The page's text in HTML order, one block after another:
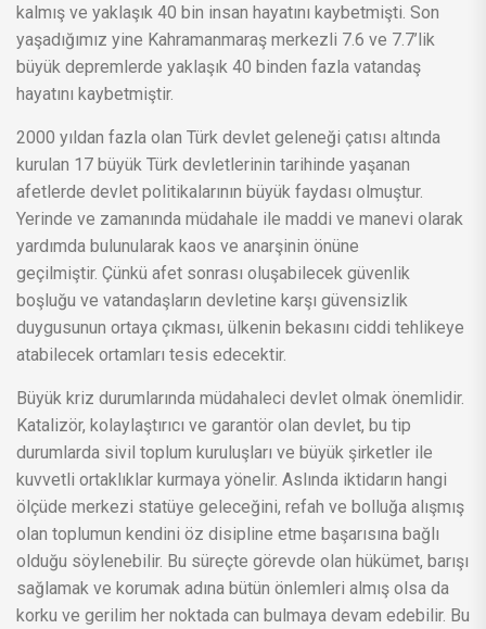
kalmış ve yaklaşık 40 bin insan hayatını kaybetmişti. Son
yaşadığımız yine Kahramanmaraş merkezli 7.6 ve 7.7’lik
büyük depremlerde yaklaşık 40 binden fazla vatandaş
hayatını kaybetmiştir.
2000 yıldan fazla olan Türk devlet geleneği çatısı altında
kurulan 17 büyük Türk devletlerinin tarihinde yaşanan
afetlerde devlet politikalarının büyük faydası olmuştur.
Yerinde ve zamanında müdahale ile maddi ve manevi olarak
yardımda bulunularak kaos ve anarşinin önüne
geçilmiştir. Çünkü afet sonrası oluşabilecek güvenlik
boşluğu ve vatandaşların devletine karşı güvensizlik
duygusunun ortaya çıkması, ülkenin bekasını ciddi tehlikeye
atabilecek ortamları tesis edecektir.
Büyük kriz durumlarında müdahaleci devlet olmak önemlidir.
Katalizör, kolaylaştırıcı ve garantör olan devlet, bu tip
durumlarda sivil toplum kuruluşları ve büyük şirketler ile
kuvvetli ortaklıklar kurmaya yönelir. Aslında iktidarın hangi
ölçüde merkezi statüye geleceğini, refah ve bolluğa alışmış
olan toplumun kendini öz disipline etme başarısına bağlı
olduğu söylenebilir. Bu süreçte görevde olan hükümet, barışı
sağlamak ve korumak adına bütün önlemleri almış olsa da
korku ve gerilim her noktada can bulmaya devam edebilir. Bu